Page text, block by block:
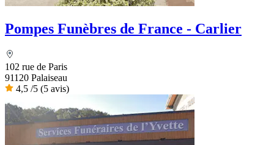
Pompes Funèbres de France - Carlier
102 rue de Paris
91120 Palaiseau
4,5 /5 (5 avis)